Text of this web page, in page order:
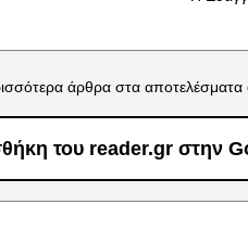
άρθρα στα αποτελέσματα
του reader.gr στην